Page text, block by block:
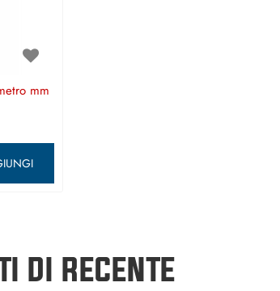
mm
DI RECENTE